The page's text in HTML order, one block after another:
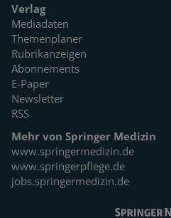
Verlag
Mediadaten
Themenplaner
Rubrikanzeigen
Abonnements
E-Paper
Newsletter
RSS
Mehr von Springer Medizin
www.springermedizin.de
www.springerpflege.de
jobs.springermedizin.de